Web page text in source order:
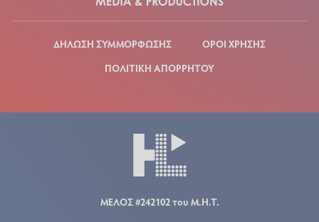
ΔΗΛΩΣΗ ΣΥΜΜΟΡΦΩΣΗΣ
ΟΡΟΙ ΧΡΗΣΗΣ
ΠΟΛΙΤΙΚΗ ΑΠΟΡΡΗΤΟΥ
ΜΕΛΟΣ #242102 του Μ.Η.Τ.